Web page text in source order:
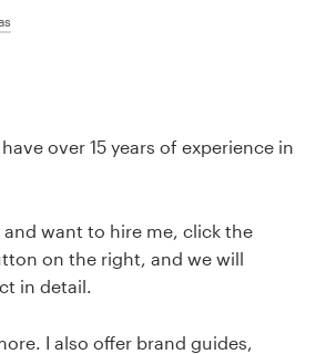
over 15 years of experience in
and want to hire me, click the
on the right, and we will
in detail.
I also offer brand guides,